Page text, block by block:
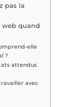
pas la
web quand
elle
?
attendus
avec